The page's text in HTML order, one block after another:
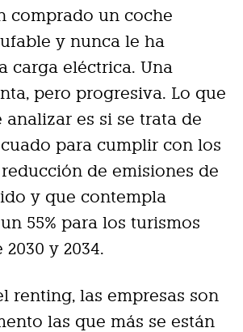
comprado un coche
y nunca le ha
carga eléctrica. Una
pero progresiva. Lo que
analizar es si se trata de
para cumplir con los
de emisiones de
y que contempla
55% para los turismos
y 2034.
renting, las empresas son
las que más se están